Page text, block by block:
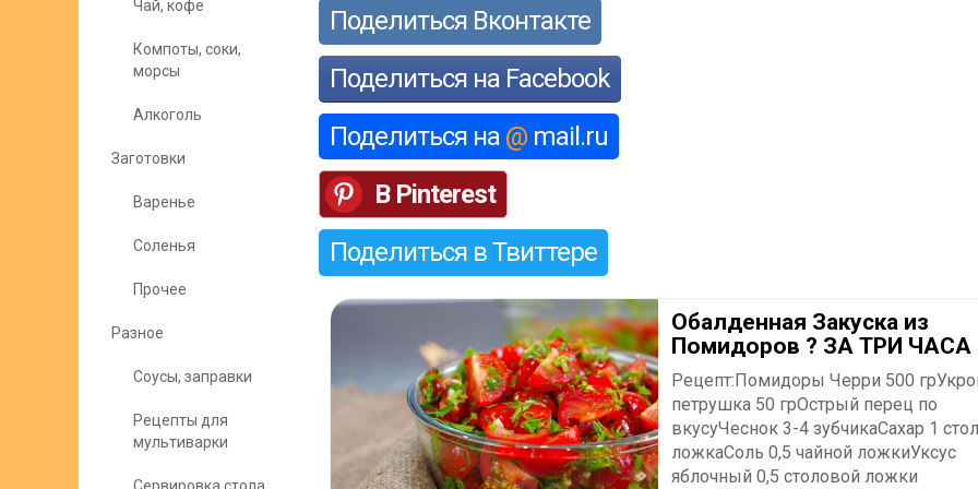
Чай, кофе
Компоты, соки,
морсы
Алкоголь
Заготовки
Варенье
Соленья
Прочее
Разное
Соусы, заправки
Рецепты для
мультиварки
Поделиться Вконтакте
Поделиться на Facebook
Поделиться на @ mail.ru
В Pinterest
Поделиться в Твиттере
Обалденная Закуска из
Помидоров ? ЗА ТРИ ЧАСА
Рецепт:Помидоры Черри 500
петрушка 50 грОстрый перец по
вкусуЧеснок 3-4 зубчикаСахар 1
ложкаСоль 0,5 чайной ложкиУксус
яблочный 0,5 столовой ложки